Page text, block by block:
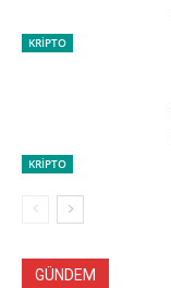
KRİPTO
KRİPTO
GÜNDEM